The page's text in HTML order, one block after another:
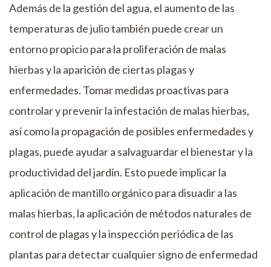
Además de la gestión del agua, el aumento de las
temperaturas de julio también puede crear un
entorno propicio para la proliferación de malas
hierbas y la aparición de ciertas plagas y
enfermedades. Tomar medidas proactivas para
controlar y prevenir la infestación de malas hierbas,
así como la propagación de posibles enfermedades y
plagas, puede ayudar a salvaguardar el bienestar y la
productividad del jardín. Esto puede implicar la
aplicación de mantillo orgánico para disuadir a las
malas hierbas, la aplicación de métodos naturales de
control de plagas y la inspección periódica de las
plantas para detectar cualquier signo de enfermedad